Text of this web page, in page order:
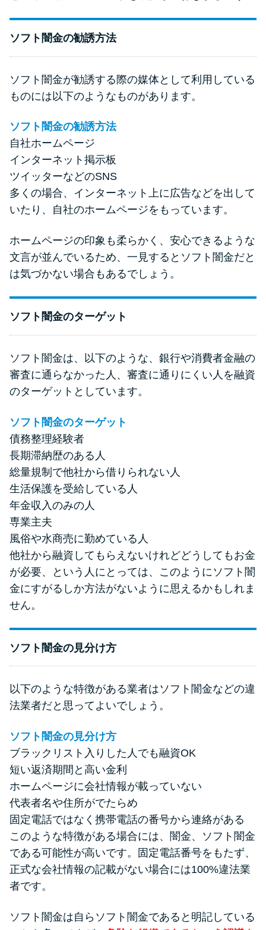
ソフト闇金の勧誘方法
ソフト闇金が勧誘する際の媒体として利用している
ものには以下のようなものがあります。
ソフト闇金の勧誘方法
自社ホームページ
インターネット掲示板
ツイッターなどのSNS
多くの場合、インターネット上に広告などを出して
いたり、自社のホームページをもっています。
ホームページの印象も柔らかく、安心できるような
文言が並んでいるため、一見するとソフト闇金だと
は気づかない場合もあるでしょう。
ソフト闇金のターゲット
ソフト闇金は、以下のような、銀行や消費者金融の
審査に通らなかった人、審査に通りにくい人を融資
のターゲットとしています。
ソフト闇金のターゲット
債務整理経験者
長期滞納歴のある人
総量規制で他社から借りられない人
生活保護を受給している人
年金収入のみの人
専業主夫
風俗や水商売に勤めている人
他社から融資してもらえないけれどどうしてもお金
が必要、という人にとっては、このようにソフト闇
金にすがるしか方法がないように思えるかもしれま
せん。
ソフト闇金の見分け方
以下のような特徴がある業者はソフト闇金などの違
法業者だと思ってよいでしょう。
ソフト闇金の見分け方
ブラックリスト入りした人でも融資OK
短い返済期間と高い金利
ホームページに会社情報が載っていない
代表者名や住所がでたらめ
固定電話ではなく携帯電話の番号から連絡がある
このような特徴がある場合には、闇金、ソフト闇金
である可能性が高いです。固定電話番号をもたず、
正式な会社情報の記載がない場合には100%違法業
者です。
ソフト闇金は自らソフト闇金であると明記している